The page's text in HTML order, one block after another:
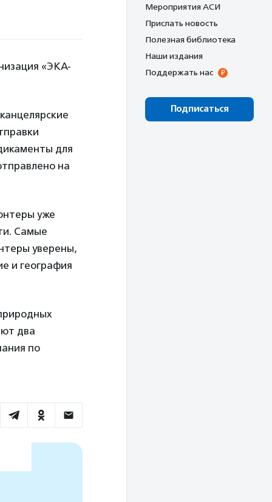
«ЭКА-
для
на
уже
Самые
уверены,
и география
два
по
Мероприятия АСИ
Прислать новость
Полезная библиотека
Наши издания
Поддержать нас
Подписаться